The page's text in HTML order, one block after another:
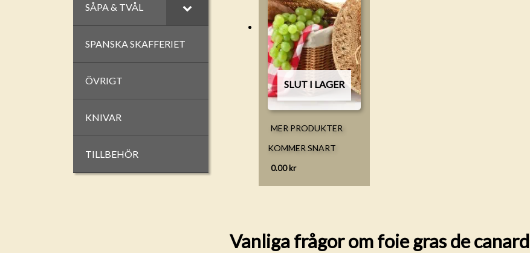
SÅPA & TVÅL
SPANSKA SKAFFERIET
ÖVRIGT
KNIVAR
TILLBEHÖR
SLUT I LAGER
MER PRODUKTER
KOMMER SNART
0.00kr
Vanliga frågor om foie gras de canard